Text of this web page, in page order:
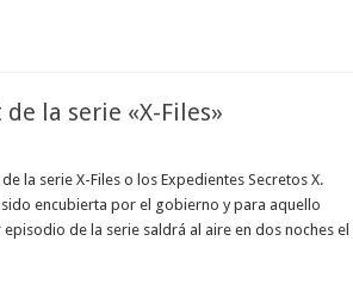
la serie «X-Files»
la serie X-Files o los Expedientes Secretos X.
encubierta por el gobierno y para aquello
de la serie saldrá al aire en dos noches el